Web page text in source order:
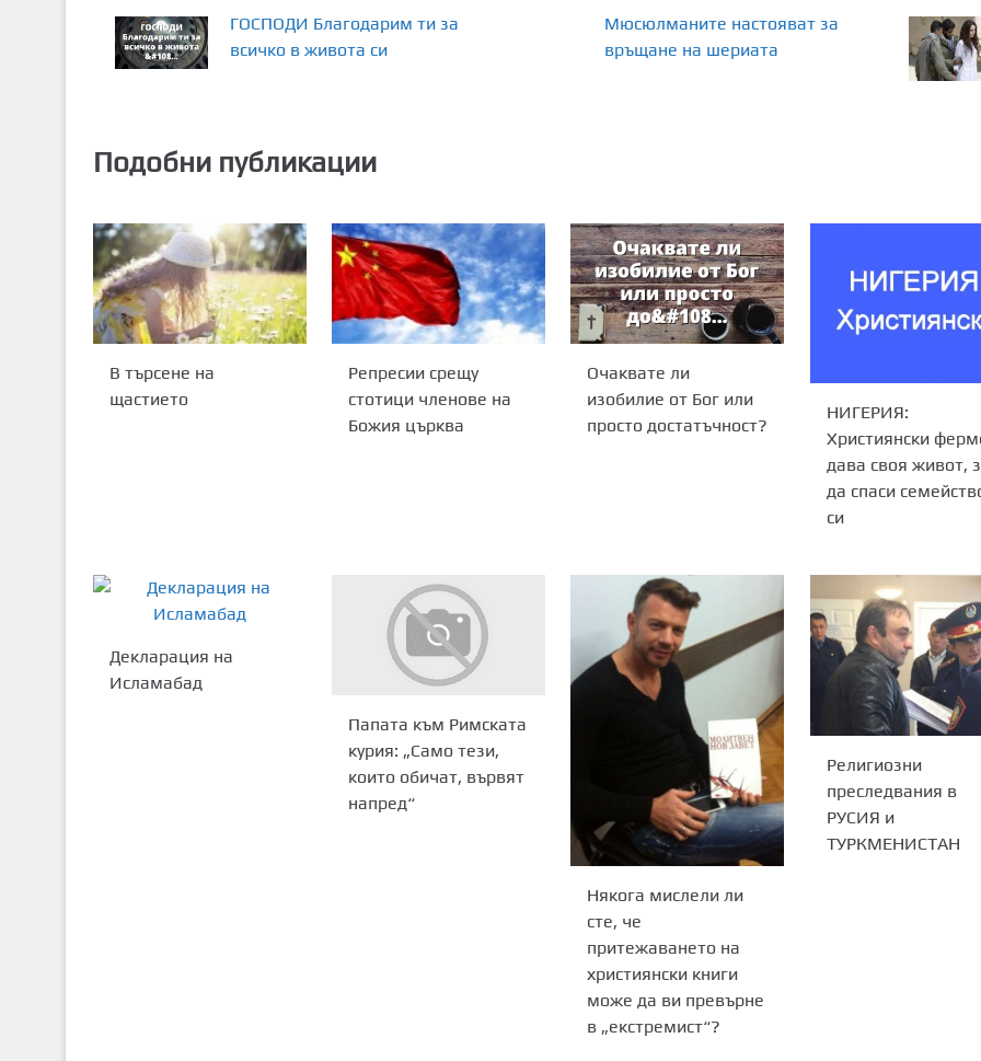
ГОСПОДИ Благодарим ти за
всичко в живота си
Мюсюлманите настояват за
връщане на шериата
Подобни публикации
В търсене на
щастието
Репресии срещу
стотици членове на
Божия църква
Очаквате ли
изобилие от Бог или
просто достатъчност?
НИГЕРИЯ:
Християнски
дава своя живот,
да спаси
си
Декларация на
Исламабад
Папата към Римската
курия: „Само тези,
които обичат, вървят
напред“
Някога мислели ли
сте, че
притежаването на
християнски книги
може да ви превърне
в „екстремист“?
Религиозни
преследвания в
РУСИЯ и
ТУРКМЕНИСТАН